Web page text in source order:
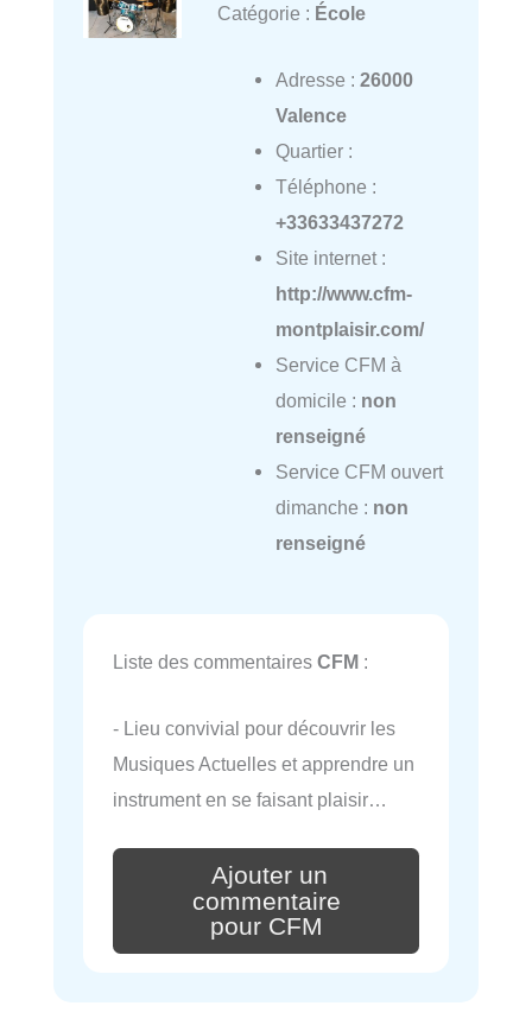
Catégorie : École
Adresse : 26000
Valence
Quartier :
Téléphone :
+33633437272
Site internet :
http://www.cfm-
montplaisir.com/
Service CFM à
domicile : non
renseigné
Service CFM ouvert
dimanche : non
renseigné
Liste des commentaires CFM :
- Lieu convivial pour découvrir les
Musiques Actuelles et apprendre un
instrument en se faisant plaisir…
Ajouter un
commentaire
pour CFM